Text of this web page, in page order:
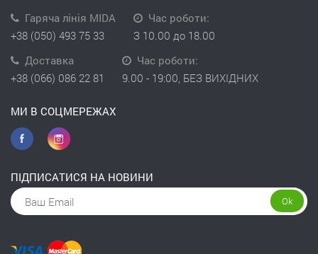
Гаряча лінія MIDA
+38 (050) 493 75 33
Час роботи:
З 10.00 до 18.00
Доставка
+38 (066) 086 22 81
Час роботи:
9.00 - 19:00, БЕЗ ВИХІДНИХ
МИ В СОЦМЕРЕЖАХ
ПІДПИСАТИСЯ НА НОВИНИ
Ok